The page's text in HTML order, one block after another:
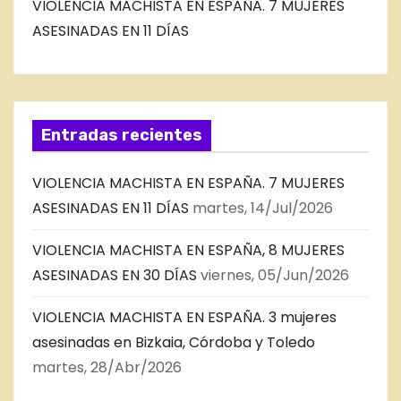
VIOLENCIA MACHISTA EN ESPAÑA. 7 MUJERES
ASESINADAS EN 11 DÍAS
Entradas recientes
VIOLENCIA MACHISTA EN ESPAÑA. 7 MUJERES
ASESINADAS EN 11 DÍAS martes, 14/Jul/2026
VIOLENCIA MACHISTA EN ESPAÑA, 8 MUJERES
ASESINADAS EN 30 DÍAS viernes, 05/Jun/2026
VIOLENCIA MACHISTA EN ESPAÑA. 3 mujeres
asesinadas en Bizkaia, Córdoba y Toledo
martes, 28/Abr/2026